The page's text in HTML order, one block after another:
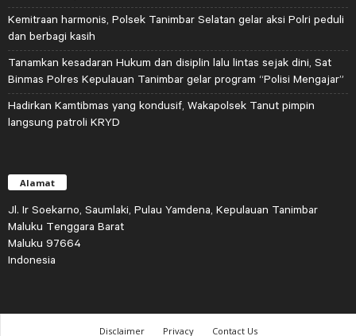
Kemitraan harmonis, Polsek Tanimbar Selatan gelar aksi Polri peduli
dan berbagi kasih
Tanamkan kesadaran Hukum dan disiplin lalu lintas sejak dini, Sat
Binmas Polres Kepulauan Tanimbar gelar program “Polisi Mengajar”
Hadirkan Kamtibmas yang kondusif, Wakapolsek Tanut pimpin
langsung patroli KRYD
Alamat
Jl. Ir Soekarno, Saumlaki, Pulau Yamdena, Kepulauan Tanimbar
Maluku Tenggara Barat
Maluku 97664
Indonesia
Disclaimer Privacy Contact Us